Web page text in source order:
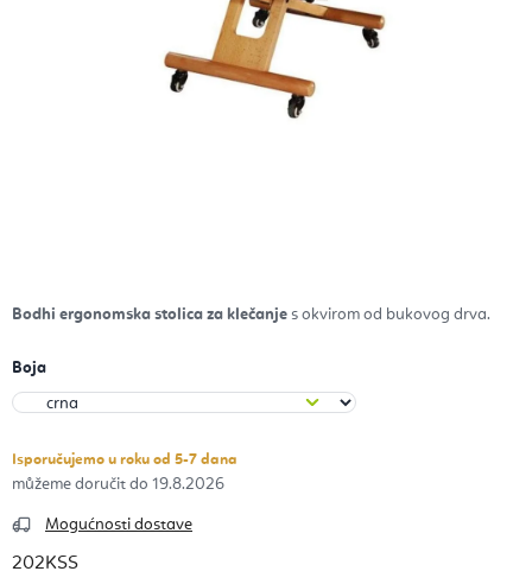
Bodhi ergonomska stolica za klečanje s okvirom od bukovog drva.
Boja
Isporučujemo u roku od 5-7 dana
19.8.2026
Mogućnosti dostave
202KSS